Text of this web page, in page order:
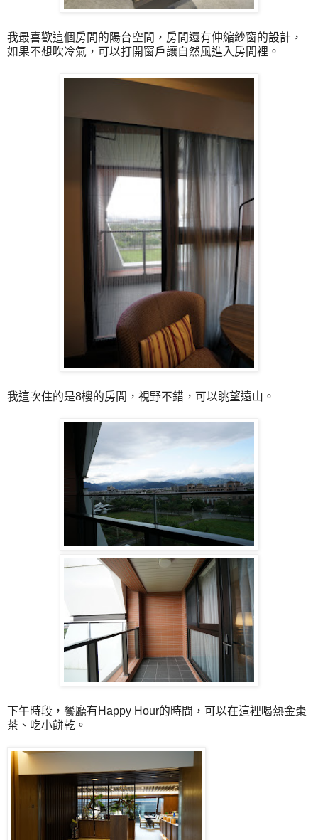
我最喜歡這個房間的陽台空間，房間還有伸縮紗窗的設計，
如果不想吹冷氣，可以打開窗戶讓自然風進入房間裡。
我這次住的是8樓的房間，視野不錯，可以眺望遠山。
下午時段，餐廳有Happy Hour的時間，可以在這裡喝熱金棗
茶、吃小餅乾。